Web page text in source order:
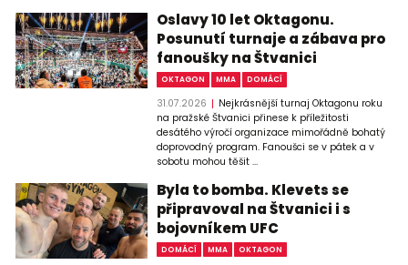
Oslavy 10 let Oktagonu.
Posunutí turnaje a zábava pro
fanoušky na Štvanici
OKTAGON MMA DOMÁCÍ
31.07.2026
Nejkrásnější turnaj Oktagonu roku
na pražské Štvanici přinese k příležitosti
desátého výročí organizace mimořádně bohatý
doprovodný program. Fanoušci se v pátek a v
sobotu mohou těšit ...
Byla to bomba. Klevets se
připravoval na Štvanici i s
bojovníkem UFC
DOMÁCÍ MMA OKTAGON